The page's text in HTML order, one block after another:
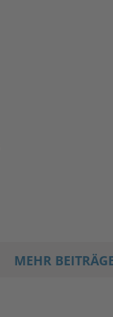
MEHR